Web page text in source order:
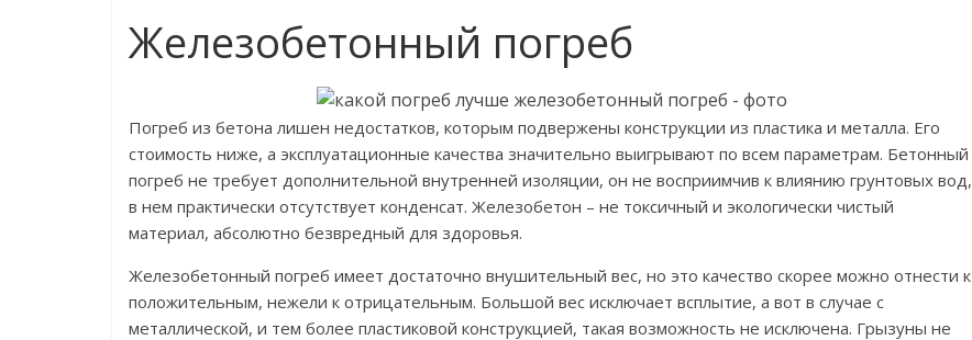
Железобетонный погреб
Погреб из бетона лишен недостатков, которым подвержены конструкции из пластика и металла. Его
стоимость ниже, а эксплуатационные качества значительно выигрывают по всем параметрам. Бетонный
погреб не требует дополнительной внутренней изоляции, он не восприимчив к влиянию грунтовых вод,
в нем практически отсутствует конденсат. Железобетон – не токсичный и экологически чистый
материал, абсолютно безвредный для здоровья.
Железобетонный погреб имеет достаточно внушительный вес, но это качество скорее можно отнести к
положительным, нежели к отрицательным. Большой вес исключает всплытие, а вот в случае с
металлической, и тем более пластиковой конструкцией, такая возможность не исключена. Грызуны не